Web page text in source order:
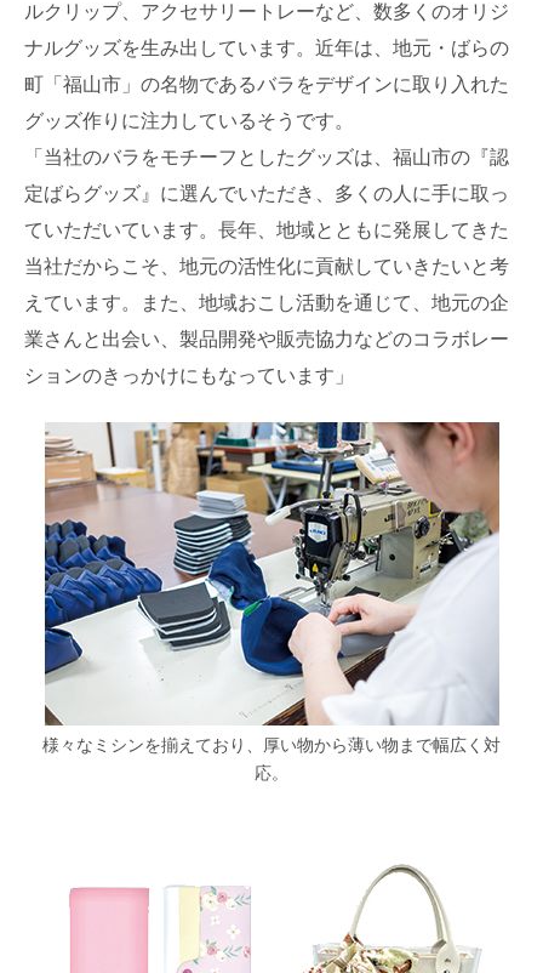
ルクリップ、アクセサリートレーなど、数多くのオリジ
ナルグッズを生み出しています。近年は、地元・ばらの
町「福山市」の名物であるバラをデザインに取り入れた
グッズ作りに注力しているそうです。
「当社のバラをモチーフとしたグッズは、福山市の『認
定ばらグッズ』に選んでいただき、多くの人に手に取っ
ていただいています。長年、地域とともに発展してきた
当社だからこそ、地元の活性化に貢献していきたいと考
えています。また、地域おこし活動を通じて、地元の企
業さんと出会い、製品開発や販売協力などのコラボレー
ションのきっかけにもなっています」
様々なミシンを揃えており、厚い物から薄い物まで幅広く対
応。